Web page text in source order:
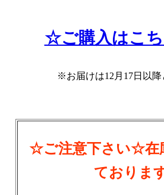
☆ご購入はこ
※お届けは12月17日以降
☆ご注意下さい☆在
ておりま